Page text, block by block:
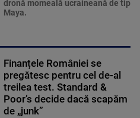
dronă momeală ucraineană de tip
Maya.
Finanțele României se
pregătesc pentru cel de-al
treilea test. Standard &
Poor’s decide dacă scapăm
de „junk”